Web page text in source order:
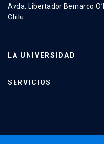
Avda. Libertador Bernardo
Chile
LA UNIVERSIDAD
SERVICIOS